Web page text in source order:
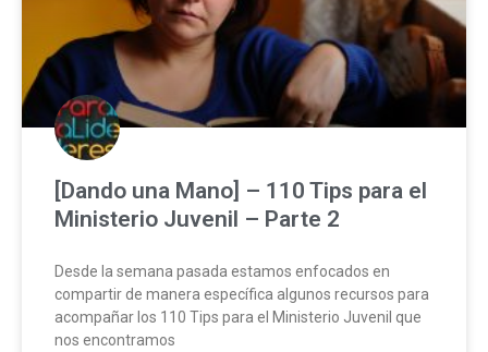
[Dando una Mano] – 110 Tips para el
Ministerio Juvenil – Parte 2
Desde la semana pasada estamos enfocados en
compartir de manera específica algunos recursos para
acompañar los 110 Tips para el Ministerio Juvenil que
nos encontramos